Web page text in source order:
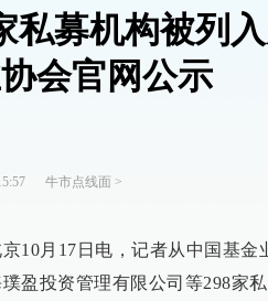
私募机构被列
会官网公示
牛市点线面 >
10月17日电，记者从中国基
盈投资管理有限公司等298家